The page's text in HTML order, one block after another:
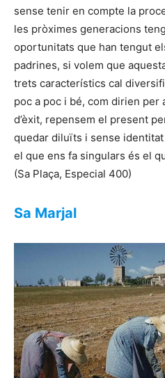
sense tenir en compte la
les pròximes generacions
oportunitats que han tengut
padrines, si volem que
trets característics cal
poc a poc i bé, com dirien per
d’èxit, repensem el present
quedar diluïts i sense
el que ens fa singulars és el
(Sa Plaça, Especial 400)
Sa Marjal